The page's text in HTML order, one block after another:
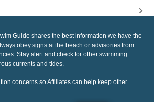
Guide shares the best information we have the
obey signs at the beach or advisories from
Stay alert and check for other swimming
currents and tides.
concerns so Affiliates can help keep other